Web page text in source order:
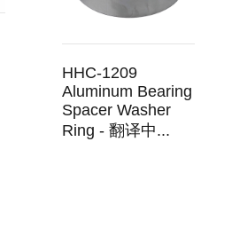
HHC-1209
Aluminum Bearing
Spacer Washer
Ring - 翻译中...